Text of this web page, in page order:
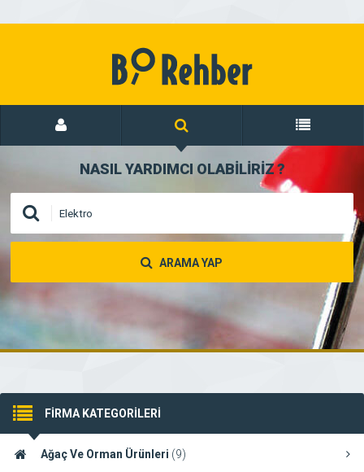
NASIL YARDIMCI OLABİLİRİZ?
ARAMA YAP
FİRMA KATEGORİLERİ
Ağaç Ve Orman Ürünleri (9)